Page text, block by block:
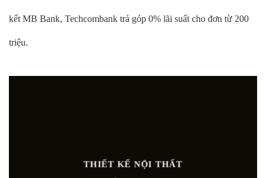
kết MB Bank, Techcombank trả góp 0% lãi suất cho đơn từ 200
triệu.
THIẾT KẾ NỘI THẤT